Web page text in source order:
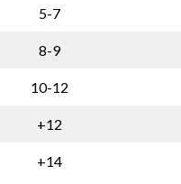
5-7
8-9
10-12
+12
+14